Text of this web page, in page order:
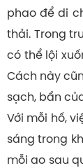
phao để di
thải. Trong
có thể lội
Cách này
sạch, bẩn
Với mỗi hố,
sáng trong
mỗi ao sau